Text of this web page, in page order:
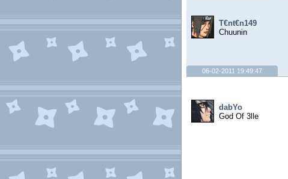
T€nt€n149
Chuunin
06-02-2011 19:49:47
dabYo
God Of 3lle